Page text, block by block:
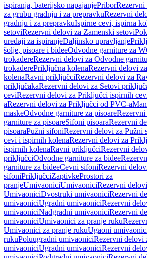
ispiranja, baterijsko napajanjePriborRezervni
za grubu gradnju i za prepravkuRezervni
gradnju i za prepravkuIspirne cevi, ispirna
setoviRezervni delovi za Zamenski setovi
uređaji za ispiranjeDaljinsko upravljanje
šolje, pisoare i bideeOdvodne garniture za
trokadereRezervni delovi za Odvodne
trokaderePriključna kolenaRezervni delovi
kolenaRavni priključciRezervni delovi za
priključakaRezervni delovi za Setovi
ceviRezervni delovi za Priključci ispirnih cevi
aRezervni delovi za Priključci od PVC-a
maskeOdvodne garniture za pisoareRezervni
garniture za pisoareSifoni pisoaraRezervni
pisoaraPužni sifoniRezervni delovi za Pužni
cevi i ispirnih kolenaRezervni delovi za
ispirnih kolenaRavni priključciRezervni
priključciOdvodne garniture za bidee
garniture za bideeCevni sifoniRezervni
sifoniPriključciZaptivkeProstori za
pranjeUmivaoniciUmivaoniciRezervni
UmivaoniciDvostruki umivaoniciRezervni
umivaoniciUgradni umivaoniciRezervni
umivaoniciNadgradni umivaoniciRezervni
umivaoniciUmivaonici za pranje ruku
Umivaonici za pranje rukuUgaoni
rukuPoluugradni umivaoniciRezervni delovi
umivaoniciUgradni umivaoniciRezervni